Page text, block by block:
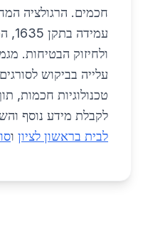
חכמים. הרגולציה
ולחיזוק הבטיחות.
עלייה בביקוש
טכנולוגיות חכמות,
לקבלת מידע נוסף
לבית בראשון לציון ו